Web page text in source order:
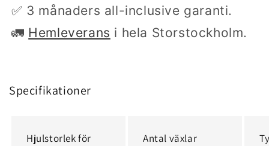
✅ 3 månaders all-inclusive garanti.
🚛 Hemleverans i hela Storstockholm.
Specifikationer
Hjulstorlek för
Antal växlar